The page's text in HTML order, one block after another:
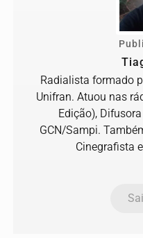
Radialista formado
Unifran. Atuou nas
Edição),
GCN/Sampi.
Cinegrafista